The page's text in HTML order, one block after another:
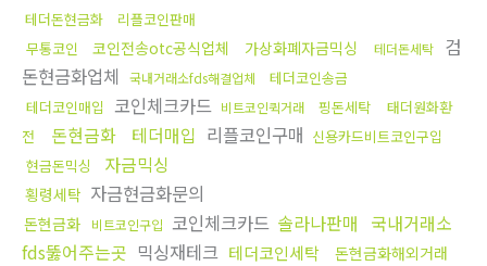
테더돈현금화
리플코인판매
무통코인
코인전송otc공식업체 가상화폐자금믹싱 테더돈세탁
검
돈현금화업체
국내거래소fds해결업체
테더코인송금
테더코인매입 코인체크카드 비트코인퀵거래 핑돈세탁
태더원화환
전
돈현금화 테더매입 리플코인구매 신용카드비트코인구입
현금돈믹싱
자금믹싱
횡령세탁 자금현금화문의
돈현금화 비트코인구입 코인체크카드 솔라나판매 국내거래소
fds뚫어주는곳 믹싱재테크 테더코인세탁
돈현금화해외거래